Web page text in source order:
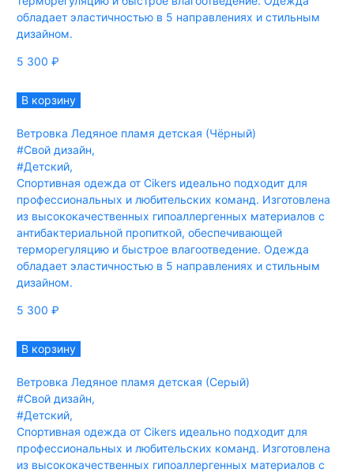
обладает эластичностью в 5 направлениях и стильным
дизайном.
5 300 ₽
В корзину
Ветровка Ледяное пламя детская (Чёрный)
#Свой дизайн,
#Детский,
Спортивная одежда от Cikers идеально подходит для
профессиональных и любительских команд. Изготовлена
из высококачественных гипоаллергенных материалов с
антибактериальной пропиткой, обеспечивающей
терморегуляцию и быстрое влагоотведение. Одежда
обладает эластичностью в 5 направлениях и стильным
дизайном.
5 300 ₽
В корзину
Ветровка Ледяное пламя детская (Серый)
#Свой дизайн,
#Детский,
Спортивная одежда от Cikers идеально подходит для
профессиональных и любительских команд. Изготовлена
из высококачественных гипоаллергенных материалов с